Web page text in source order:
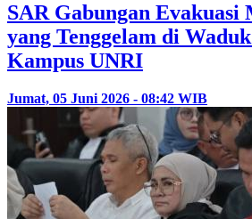
SAR Gabungan Evakuasi
yang Tenggelam di
Kampus UNRI
Jumat, 05 Juni 2026 - 08:42 WIB